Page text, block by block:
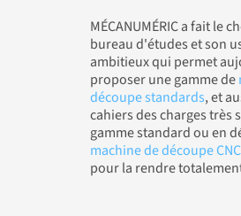
MÉCANUMÉRIC a fait le
bureau d'études et son
ambitieux qui permet
proposer une gamme de
découpe standards, et
cahiers des charges très
gamme standard ou en
machine de découpe
pour la rendre